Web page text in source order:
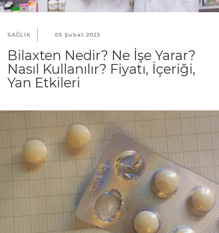
SAĞLIK 05 Şubat 2023
Bilaxten Nedir? Ne İşe Yarar?
Nasıl Kullanılır? Fiyatı, İçeriği,
Yan Etkileri